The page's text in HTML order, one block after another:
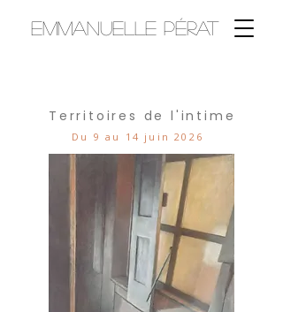
Emmanuelle Pérat
Territoires de l'intime
Du 9 au 14 juin 2026